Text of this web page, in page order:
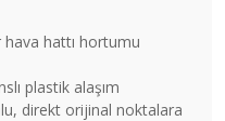
hava hattı hortumu
plastik alaşım
direkt orijinal noktalara